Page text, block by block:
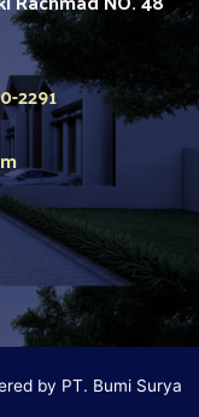
2291
by PT. Bumi Surya